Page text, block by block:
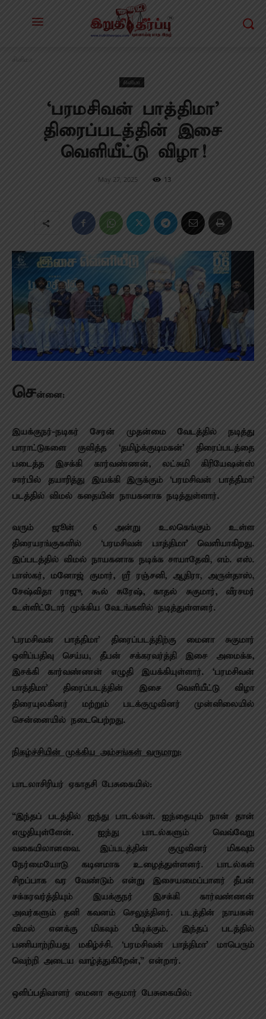
சினிமா
‘பரமசிவன் பாத்திமா’
திரைப்படத்தின் இசை
வெளியீட்டு விழா!
May 27, 2025 13
சென்னை:
இயக்குநர்-நடிகர் சேரன் முதன்மை வேடத்தில் நடித்து
பாராட்டுகளை குவித்த ‘தமிழ்க்குடிமகன்’ திரைப்படத்தை
படைத்த இசக்கி கார்வண்ணன், லட்சுமி கிரியேஷன்ஸ்
சார்பில் தயாரித்து இயக்கி இருக்கும் ‘பரமசிவன் பாத்திமா’
படத்தில் விமல் கதையின் நாயகனாக நடித்துள்ளார்.
வரும் ஜூன் 6 அன்று உலகெங்கும் உள்ள
திரையரங்குகளில் ‘பரமசிவன் பாத்திமா’ வெளியாகிறது.
இப்படத்தில் விமல் நாயகனாக நடிக்க சாயாதேவி, எம். எஸ்.
பாஸ்கர், மனோஜ் குமார், ஸ்ரீ ரஞ்சனி, ஆதிரா, அருள்தாஸ்,
சேஷ்விதா ராஜு, கூல் சுரேஷ், காதல் சுகுமார், வீரசமர்
உள்ளிட்டோர் முக்கிய வேடங்களில் நடித்துள்ளனர்.
‘பரமசிவன் பாத்திமா’ திரைப்படத்திற்கு மைனா சுகுமார்
ஒளிப்பதிவு செய்ய, தீபன் சக்கரவர்த்தி இசை அமைக்க,
இசக்கி கார்வண்ணன் எழுதி இயக்கியுள்ளார். ‘பரமசிவன்
பாத்திமா’ திரைப்படத்தின் இசை வெளியீட்டு விழா
திரையுலகினர் மற்றும் படக்குழுவினர் முன்னிலையில்
சென்னையில் நடைபெற்றது.
நிகழ்ச்சியின் முக்கிய அம்சங்கள் வருமாறு:
பாடலாசிரியர் ஏகாதசி பேசுகையில்:
“இந்தப் படத்தில் ஐந்து பாடல்கள். ஐந்தையும் நான் தான்
எழுதியுள்ளேன். ஐந்து பாடல்களும் வெவ்வேறு
வகையிலானவை. இப்படத்தின் குழுவினர் மிகவும்
நேர்மையோடு கடினமாக உழைத்துள்ளனர். பாடல்கள்
சிறப்பாக வர வேண்டும் என்று இசையமைப்பாளர் தீபன்
சக்கரவர்த்தியும் இயக்குநர் இசக்கி கார்வண்ணன்
அவர்களும் தனி கவனம் செலுத்தினர். படத்தின் நாயகன்
விமல் எனக்கு மிகவும் பிடிக்கும். இந்தப் படத்தில்
பணியாற்றியது மகிழ்ச்சி. ‘பரமசிவன் பாத்திமா’ மாபெரும்
வெற்றி அடைய வாழ்த்துகிறேன்,” என்றார்.
ஒளிப்பதிவாளர் மைனா சுகுமார் பேசுகையில்: